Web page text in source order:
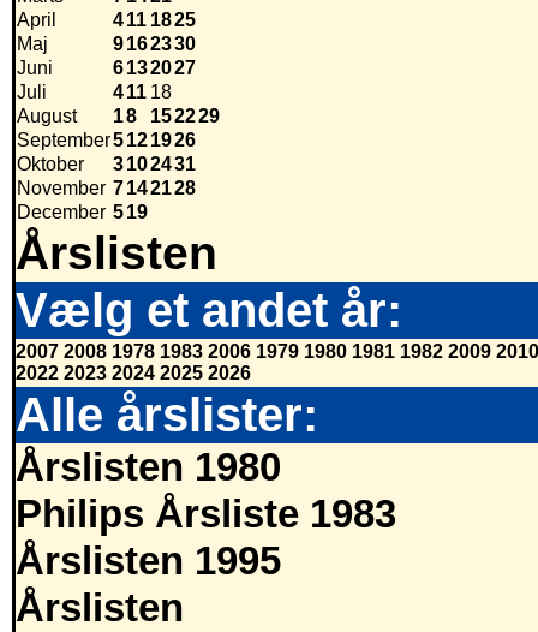
April
411 1825
Maj
9162330
Juni
6132027
Juli
411 18
August
18 152229
September5121926
Oktober
3102431
November 7142128
December 519
Årslisten
Vælg et andet år:
2007 2008 1978 1983 2006 1979 1980 1981 1982 2009 2010
2022 2023 2024 2025 2026
Alle årslister:
Årslisten 1980
Philips Årsliste 1983
Årslisten 1995
Årslisten